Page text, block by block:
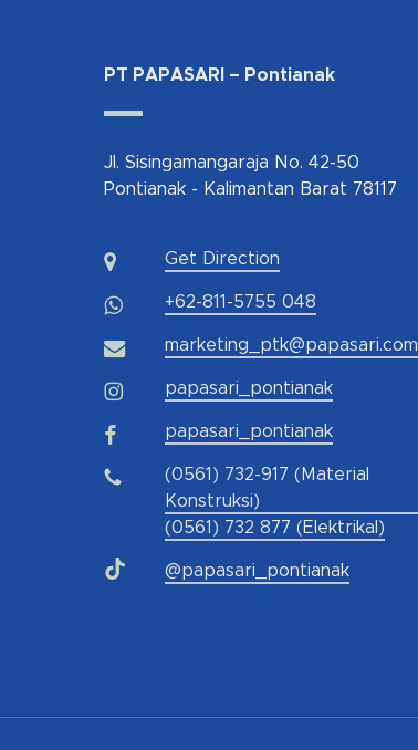
PT PAPASARI – Pontianak
Jl. Sisingamangaraja No. 42-50
Pontianak - Kalimantan Barat 78117
Get Direction
+62-811-5755 048
marketing_ptk@papasari.com
papasari_pontianak
papasari_pontianak
(0561) 732-917 (Material
Konstruksi)
(0561) 732 877 (Elektrikal)
@papasari_pontianak